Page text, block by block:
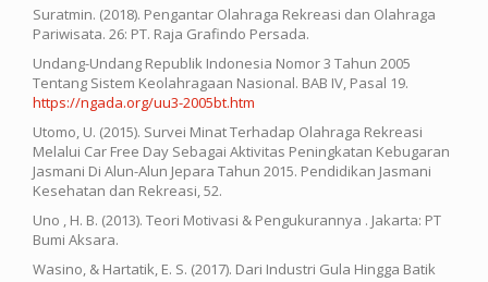
Suratmin. (2018). Pengantar Olahraga Rekreasi dan Olahraga
Pariwisata. 26: PT. Raja Grafindo Persada.
Undang-Undang Republik Indonesia Nomor 3 Tahun 2005
Tentang Sistem Keolahragaan Nasional. BAB IV, Pasal 19.
https://ngada.org/uu3-2005bt.htm
Utomo, U. (2015). Survei Minat Terhadap Olahraga Rekreasi
Melalui Car Free Day Sebagai Aktivitas Peningkatan Kebugaran
Jasmani Di Alun-Alun Jepara Tahun 2015. Pendidikan Jasmani
Kesehatan dan Rekreasi, 52.
Uno , H. B. (2013). Teori Motivasi & Pengukurannya . Jakarta: PT
Bumi Aksara.
Wasino, & Hartatik, E. S. (2017). Dari Industri Gula Hingga Batik